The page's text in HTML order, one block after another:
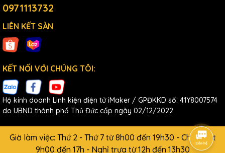
0971113732
LIÊN KẾT SÀN
KẾT NỐI VỚI CHÚNG TÔI:
Hộ kinh doanh Linh kiện điện tử iMaker / GPĐKKD số: 41Y8007574
do UBND thành phố Thủ Đức cấp ngày 02/12/2022
Giờ làm việc: Thứ 2 - Thứ 7 từ 8h00 đến 19h30 - Chủ Nhật
9h00 đến 17h - Nghỉ trưa từ 12h đến 13h30